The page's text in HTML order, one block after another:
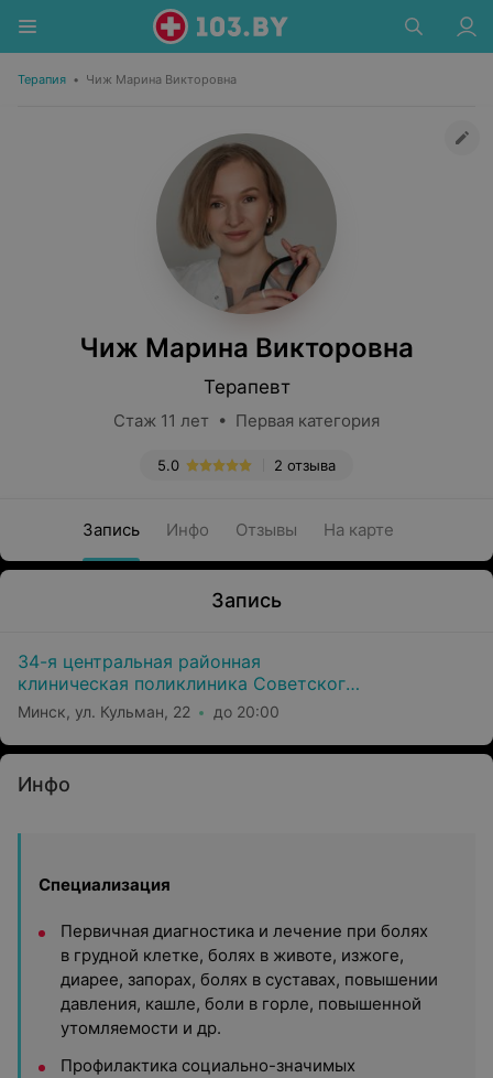
Терапия • Чиж Марина Викторовна
Чиж Марина Викторовна
Терапевт
Стаж 11 лет • Первая категория
2 отзыва
5.0
Запись Инфо Отзывы На карте
Запись
34-я центральная районная
клиническая поликлиника Советского
района г. Минска
Минск, ул. Кульман, 22 до 20:00
Инфо
Специализация
Первичная диагностика и лечение при болях
в грудной клетке, болях в животе, изжоге,
диарее, запорах, болях в суставах, повышении
давления, кашле, боли в горле, повышенной
утомляемости и др.
Профилактика социально-значимых